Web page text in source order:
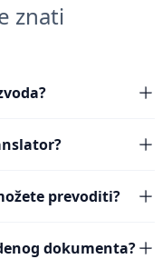
znati
prevoditi?
dokumenta?